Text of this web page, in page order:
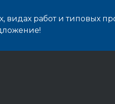
работ и типовых